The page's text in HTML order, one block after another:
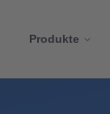
Produkte